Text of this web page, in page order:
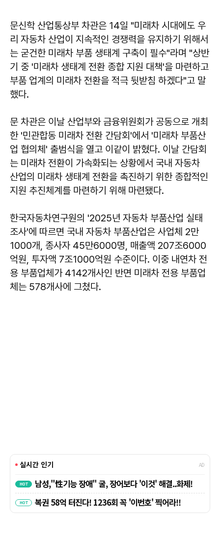
문신학 산업통상부 차관은 14일 "미래차 시대에도 우
리 자동차 산업이 지속적인 경쟁력을 유지하기 위해서
는 굳건한 미래차 부품 생태계 구축이 필수"라며 "상반
기 중 '미래차 생태계 전환 종합 지원 대책'을 마련하고
부품 업계의 미래차 전환을 적극 뒷받침 하겠다"고 말
했다.
문 차관은 이날 산업부와 금융위원회가 공동으로 개최
한 '민관합동 미래차 전환 간담회'에서 '미래차 부품산
업 협의체' 출범식을 열고 이같이 밝혔다. 이날 간담회
는 미래차 전환이 가속화되는 상황에서 국내 자동차
산업의 미래차 생태계 전환을 촉진하기 위한 종합적인
지원 추진체계를 마련하기 위해 마련됐다.
한국자동차연구원의 '2025년 자동차 부품산업 실태
조사'에 따르면 국내 자동차 부품산업은 사업체 2만
1000개, 종사자 45만6000명, 매출액 207조6000
억원, 투자액 7조1000억원 수준이다. 이중 내연차 전
용 부품업체가 4142개사인 반면 미래차 전용 부품업
체는 578개사에 그쳤다.